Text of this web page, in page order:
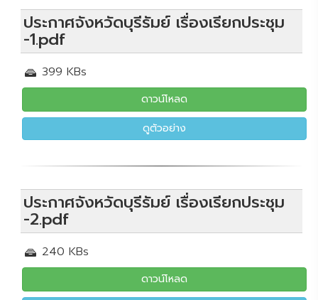
ประกาศจังหวัดบุรีรัมย์ เรื่องเรียกประชุม
-1.pdf
399 KBs
ดาวน์โหลด
ดูตัวอย่าง
ประกาศจังหวัดบุรีรัมย์ เรื่องเรียกประชุม
-2.pdf
240 KBs
ดาวน์โหลด